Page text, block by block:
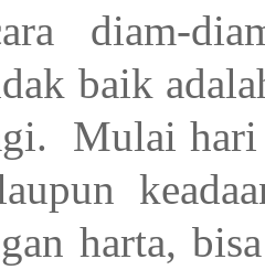
diam-
baik
Mulai
harta,